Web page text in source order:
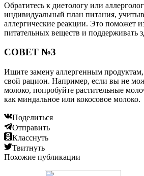
Обратитесь к диетологу или
индивидуальный план питания,
аллергические реакции. Это поможет
питательных веществ и поддерживать
СОВЕТ №3
Ищите замену аллергенным продуктам,
свой рацион. Например, если вы не
молоко, попробуйте растительные
как миндальное или кокосовое молоко.
Поделиться
Отправить
Класснуть
Твитнуть
Похожие публикации